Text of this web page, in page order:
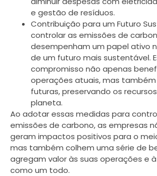
e gestão de resíduos.
Contribuição para um Futuro
controlar as emissões de
desempenham um papel ativo
de um futuro mais sustentável.
compromisso não apenas
operações atuais, mas
futuras, preservando os
planeta.
Ao adotar essas medidas para
emissões de carbono, as empresas
geram impactos positivos para o
mas também colhem uma série de
agregam valor às suas operações e
como um todo.